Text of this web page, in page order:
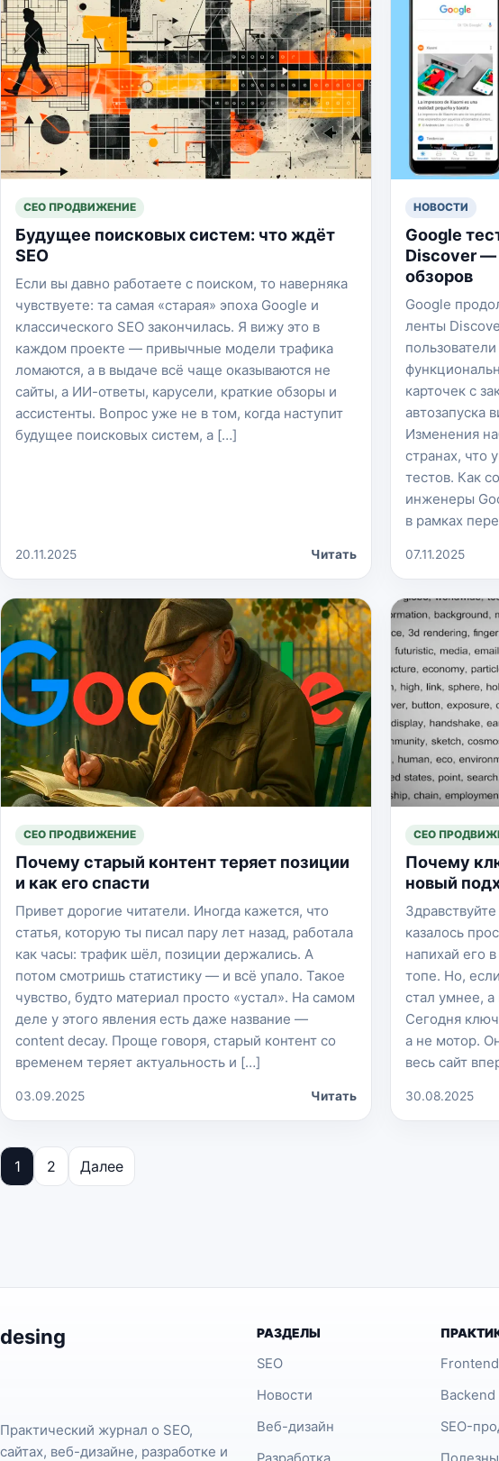
СЕО ПРОДВИЖЕНИЕ
Будущее поисковых систем: что ждёт
SEO
Если вы давно работаете с поиском, то наверняка
чувствуете: та самая «старая» эпоха Google и
классического SEO закончилась. Я вижу это в
каждом проекте — привычные модели трафика
ломаются, а в выдаче всё чаще оказываются не
сайты, а ИИ-ответы, карусели, краткие обзоры и
ассистенты. Вопрос уже не в том, когда наступит
будущее поисковых систем, а […]
20.11.2025 Читать
НОВОСТИ
Google
Discover —
обзоров
Google
ленты
карточек с
автозапуска
Изменения
странах, что
тестов. Как
инженеры
в рамках
07.11.2025
СЕО ПРОДВИЖЕНИЕ
Почему старый контент теряет позиции
и как его спасти
Привет дорогие читатели. Иногда кажется, что
статья, которую ты писал пару лет назад, работала
как часы: трафик шёл, позиции держались. А
потом смотришь статистику — и всё упало. Такое
чувство, будто материал просто «устал». На самом
деле у этого явления есть даже название —
content decay. Проще говоря, старый контент со
временем теряет актуальность и […]
03.09.2025 Читать
СЕО
Почему
новый
казалось
напихай его
топе. Но,
стал умнее,
Сегодня
а не мотор.
весь сайт
30.08.2025
Пагинация записей
1 2 Далее
desing
Практический журнал о SEO,
сайтах, веб-дизайне, разработке и
РАЗДЕЛЫ
SEO
Новости
Веб-дизайн
Frontend
Backend
SEO-